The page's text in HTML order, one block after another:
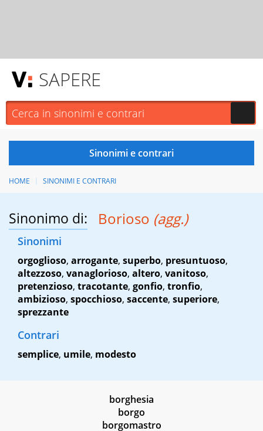
SAPERE
HOME SINONIMI E CONTRARI
Sinonimo di: Borioso (agg.)
Sinonimi
orgoglioso, arrogante, superbo, presuntuoso,
altezzoso, vanaglorioso, altero, vanitoso,
pretenzioso, tracotante, gonfio, tronfio,
ambizioso, spocchioso, saccente, superiore,
sprezzante
Contrari
semplice, umile, modesto
borghesia
borgo
borgomastro